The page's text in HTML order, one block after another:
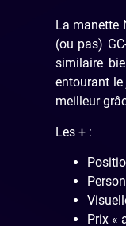
La manette
(ou pas)
similaire
entourant
meilleur
Les + :
Prix «